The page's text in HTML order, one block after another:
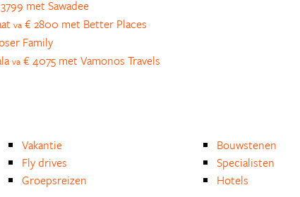
met Sawadee
va € 2800 met Better Places
Family
va € 4075 met Vamonos Travels
Vakantie
Fly drives
Groepsreizen
Bouwstenen
Specialisten
Hotels